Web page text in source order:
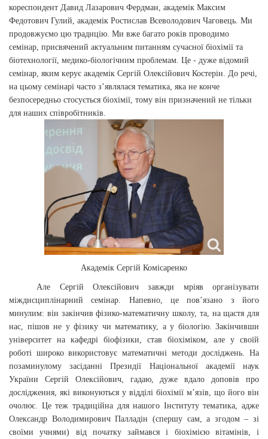
кореспондент Давид Лазарович Фердман, академік Максим
Федотович Гулий, академік Ростислав Всеволодович Чаговець. Ми
продовжуємо цю традицію. Ми вже багато років проводимо
семінар, присвячений актуальним питанням сучасної біохімії та
біотехнології, медико-біологічним проблемам. Це - дуже відомий
семінар, яким керує академік Сергій Олексійович Костерін. До речі,
на цьому семінарі часто з’являлася тематика, яка не конче
безпосередньо стосується біохімії, тому він призначений не тільки
для наших співробітників.
Академік Сергій Комісаренко
Але Сергій Олексійович завжди мріяв організувати
міждисциплінарний семінар. Напевно, це пов’язано з його
минулим: він закінчив фізико-математичну школу, та, на щастя для
нас, пішов не у фізику чи математику, а у біологію. Закінчивши
університет на кафедрі біофізики, став біохіміком, але у своїй
роботі широко використовує математичні методи досліджень. На
позаминулому засіданні Президії Національної академії наук
України Сергій Олексійович, гадаю, дуже вдало доповів про
дослідження, які виконуються у відділі біохімії м’язів, що його він
очолює. Це теж традиційна для нашого Інституту тематика, адже
Олександр Володимирович Палладін (спершу сам, а згодом – зі
своїми учнями) від початку займався і біохімією вітамінів, і